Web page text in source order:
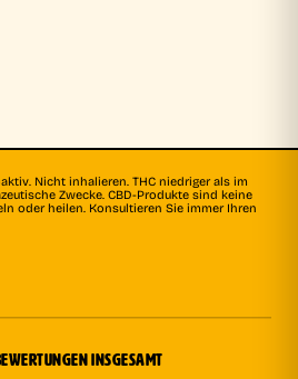
Nicht inhalieren. THC niedriger als im
Zwecke. CBD-Produkte sind keine
oder heilen. Konsultieren Sie immer Ihren
INSGESAMT